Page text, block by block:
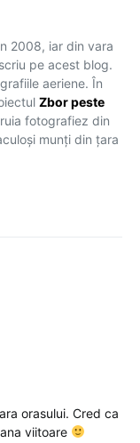
2008, iar din vara
pe acest blog.
aeriene. În
Zbor peste
fotografiez din
munți din țara
orasului. Cred ca
viitoare